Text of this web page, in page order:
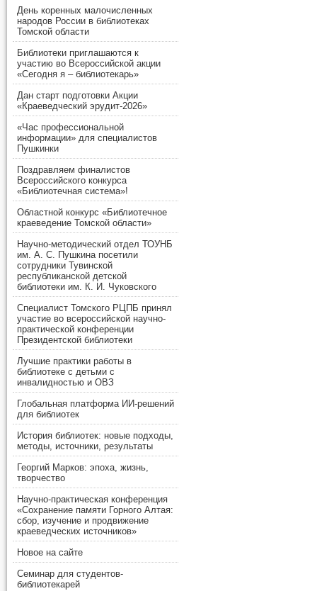
День коренных малочисленных
народов России в библиотеках
Томской области
Библиотеки приглашаются к
участию во Всероссийской акции
«Сегодня я – библиотекарь»
Дан старт подготовки Акции
«Краеведческий эрудит-2026»
«Час профессиональной
информации» для специалистов
Пушкинки
Поздравляем финалистов
Всероссийского конкурса
«Библиотечная система»!
Областной конкурс «Библиотечное
краеведение Томской области»
Научно-методический отдел ТОУНБ
им. А. С. Пушкина посетили
сотрудники Тувинской
республиканской детской
библиотеки им. К. И. Чуковского
Специалист Томского РЦПБ принял
участие во всероссийской научно-
практической конференции
Президентской библиотеки
Лучшие практики работы в
библиотеке с детьми с
инвалидностью и ОВЗ
Глобальная платформа ИИ-решений
для библиотек
История библиотек: новые подходы,
методы, источники, результаты
Георгий Марков: эпоха, жизнь,
творчество
Научно-практическая конференция
«Сохранение памяти Горного Алтая:
сбор, изучение и продвижение
краеведческих источников»
Новое на сайте
Семинар для студентов-
библиотекарей